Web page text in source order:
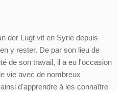
der Lugt vit en Syrie depuis
y rester. De par son lieu de
de son travail, il a eu l'occasion
vie avec de nombreux
d'apprendre à les connaître